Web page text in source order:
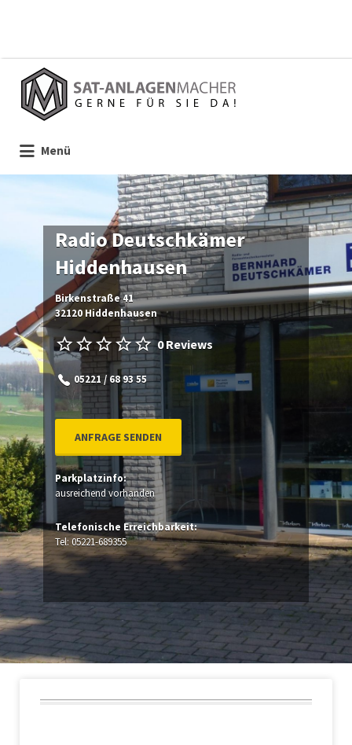
Suchen
nach:
Menü
Radio Deutschkämer
Hiddenhausen
Birkenstraße 41
32120 Hiddenhausen
0 Reviews
05221 / 68 93 55
ANFRAGE SENDEN
Parkplatzinfo:
ausreichend vorhanden
Telefonische Erreichbarkeit:
Tel: 05221-689355